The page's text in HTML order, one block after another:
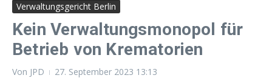
Verwaltungsgericht Berlin
Kein Verwaltungsmonopol für
Betrieb von Krematorien
Von JPD 27. September 2023 13:13